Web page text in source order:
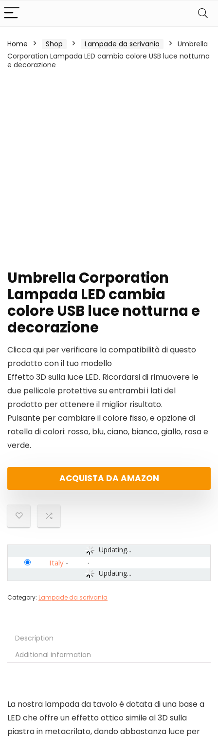
Home Shop Lampade da scrivania
Umbrella
Corporation Lampada LED cambia colore USB luce notturna
e decorazione
Umbrella Corporation
Lampada LED cambia
colore USB luce notturna e
decorazione
Clicca qui per verificare la compatibilità di questo
prodotto con il tuo modello
Effetto 3D sulla luce LED. Ricordarsi di rimuovere le
due pellicole protettive su entrambi i lati del
prodotto per ottenere il miglior risultato.
Pulsante per cambiare il colore fisso, e opzione di
rotella di colori: rosso, blu, ciano, bianco, giallo, rosa e
verde.
ACQUISTA DA AMAZON
Updating...
Updating...
Italy -
Category: Lampade da scrivania
Description
Additional information
La nostra lampada da tavolo è dotata di una base a
LED che offre un effetto ottico simile al 3D sulla
piastra in metacrilato, dando abbastanza luce per